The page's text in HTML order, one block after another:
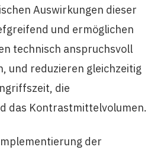
Auswirkungen dieser
und ermöglichen
technisch anspruchsvoll
und reduzieren gleichzeitig
die
das Kontrastmittelvolumen.
der